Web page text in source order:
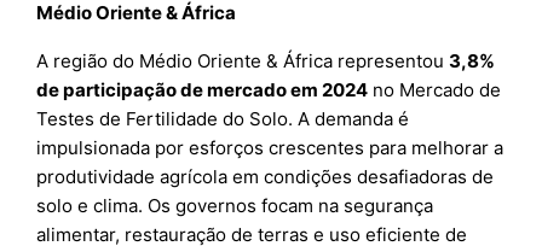
Médio Oriente & África
A região do Médio Oriente & África representou3,8%
de participação de mercado em 2024 no Mercado de
Testes de Fertilidade do Solo. A demanda é
impulsionada por esforços crescentes para melhorar a
produtividade agrícola em condições desafiadoras de
solo e clima. Os governos focam na segurança
alimentar, restauração de terras e uso eficiente de